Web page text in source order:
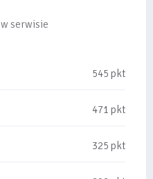
w serwisie
545 pkt
471 pkt
325 pkt